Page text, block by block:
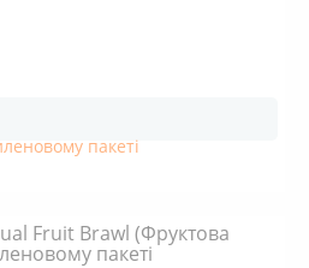
Fruit Brawl (Фруктова
пакеті